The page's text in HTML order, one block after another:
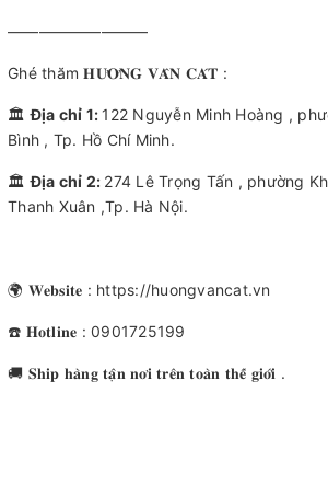
—————————
Ghé thăm 𝐇𝐔̛𝐎̛𝐍𝐆 𝐕𝐀̂𝐍 𝐂𝐀́𝐓 :
🏛Địa chỉ 1: 122 Nguyễn Minh Hoàng ,
Bình , Tp. Hồ Chí Minh.
🏛Địa chỉ 2: 274 Lê Trọng Tấn , phường
Thanh Xuân ,Tp. Hà Nội.
🌍 𝐖𝐞𝐛𝐬𝐢𝐭𝐞 : https://huongvancat.vn
☎️ 𝐇𝐨𝐭𝐥𝐢𝐧𝐞 : 0901725199
🚚 𝐒𝐡𝐢𝐩 𝐡𝐚̀𝐧𝐠 𝐭𝐚̣̂𝐧 𝐧𝐨̛𝐢 𝐭𝐫𝐞̂𝐧 𝐭𝐨𝐚̀𝐧 𝐭𝐡𝐞̂́ 𝐠𝐢𝐨̛́𝐢 .